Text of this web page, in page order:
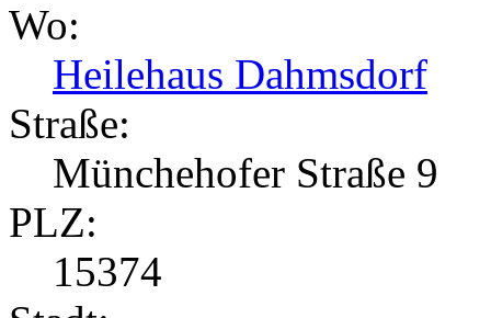
Wo:
Heilehaus Dahmsdorf
Straße:
Münchehofer Straße 9
PLZ:
15374